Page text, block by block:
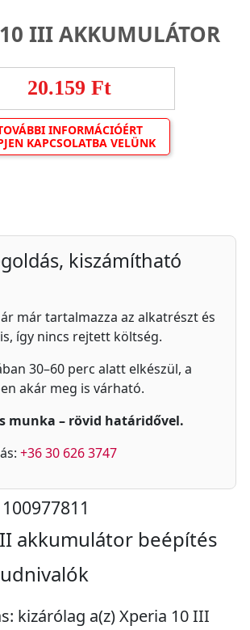
III AKKUMULÁTOR
20.159 Ft
INFORMÁCIÓÉRT
KAPCSOLATBA VELÜNK
kiszámítható
már tartalmazza az alkatrészt és
így nincs rejtett költség.
30–60 perc alatt elkészül, a
akár meg is várható.
munka – rövid határidővel.
+36 30 626 3747
100977811
akkumulátor beépítés
kizárólag a(z) Xperia 10 III